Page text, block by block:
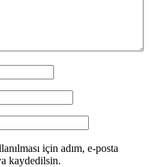
için adım, e-posta
kaydedilsin.